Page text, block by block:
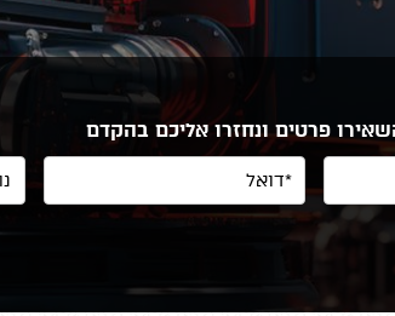
פרטים ונחזרו אליכם בהקדם